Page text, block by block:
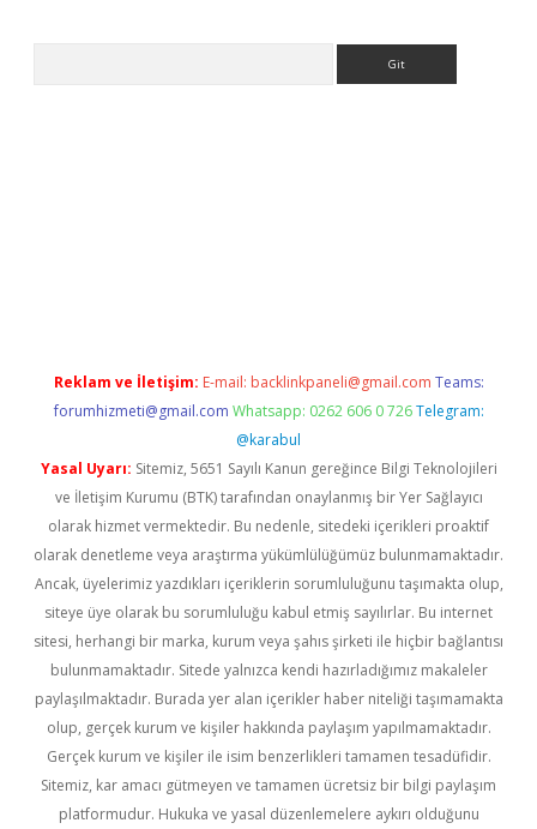
Reklam ve İletişim: E-mail: backlinkpaneli@gmail.com Teams:
forumhizmeti@gmail.com Whatsapp: 0262 606 0 726 Telegram:
@karabul
Yasal Uyarı: Sitemiz, 5651 Sayılı Kanun gereğince Bilgi Teknolojileri
ve İletişim Kurumu (BTK) tarafından onaylanmış bir Yer Sağlayıcı
olarak hizmet vermektedir. Bu nedenle, sitedeki içerikleri proaktif
olarak denetleme veya araştırma yükümlülüğümüz bulunmamaktadır.
Ancak, üyelerimiz yazdıkları içeriklerin sorumluluğunu taşımakta olup,
siteye üye olarak bu sorumluluğu kabul etmiş sayılırlar. Bu internet
sitesi, herhangi bir marka, kurum veya şahıs şirketi ile hiçbir bağlantısı
bulunmamaktadır. Sitede yalnızca kendi hazırladığımız makaleler
paylaşılmaktadır. Burada yer alan içerikler haber niteliği taşımamakta
olup, gerçek kurum ve kişiler hakkında paylaşım yapılmamaktadır.
Gerçek kurum ve kişiler ile isim benzerlikleri tamamen tesadüfidir.
Sitemiz, kar amacı gütmeyen ve tamamen ücretsiz bir bilgi paylaşım
platformudur. Hukuka ve yasal düzenlemelere aykırı olduğunu